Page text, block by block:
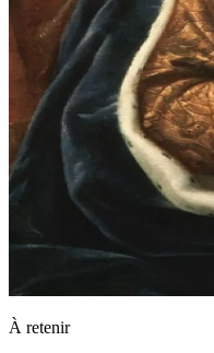
À retenir